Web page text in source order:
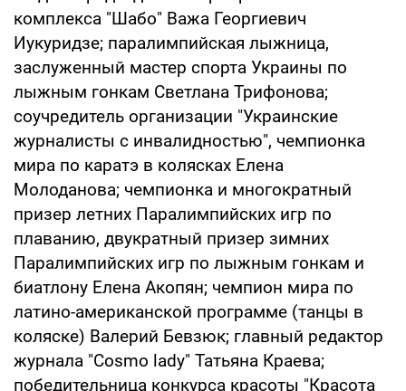
комплекса "Шабо" Важа Георгиевич
Иукуридзе; паралимпийская лыжница,
заслуженный мастер спорта Украины по
лыжным гонкам Светлана Трифонова;
соучредитель организации "Украинские
журналисты с инвалидностью", чемпионка
мира по каратэ в колясках Елена
Молоданова; чемпионка и многократный
призер летних Паралимпийских игр по
плаванию, двукратный призер зимних
Паралимпийских игр по лыжным гонкам и
биатлону Елена Акопян; чемпион мира по
латино-американской программе (танцы в
коляске) Валерий Бевзюк; главный редактор
журнала "Cosmo lady" Татьяна Краева;
победительница конкурса красоты "Красота